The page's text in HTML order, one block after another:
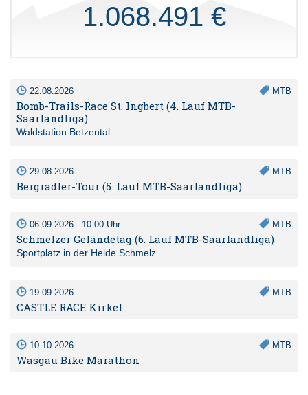
1.068.491 €
22.08.2026 MTB
Bomb-Trails-Race St. Ingbert (4. Lauf MTB-
Saarlandliga)
Waldstation Betzental
29.08.2026 MTB
Bergradler-Tour (5. Lauf MTB-Saarlandliga)
06.09.2026 - 10:00 Uhr MTB
Schmelzer Geländetag (6. Lauf MTB-Saarlandliga)
Sportplatz in der Heide Schmelz
19.09.2026 MTB
CASTLE RACE Kirkel
10.10.2026 MTB
Wasgau Bike Marathon